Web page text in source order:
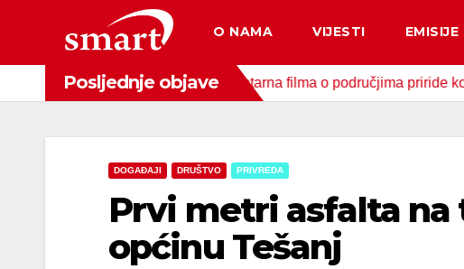
content
O NAMA VIJESTI EMISIJE
Posljednje objave
okoliša snimljena 4 dokumentarna filma o područjima priride koja
DOGAĐAJI DRUŠTVO PRIVREDA
Prvi metri asfalta na
općinu Tešanj